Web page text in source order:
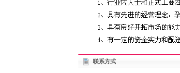
联系方式